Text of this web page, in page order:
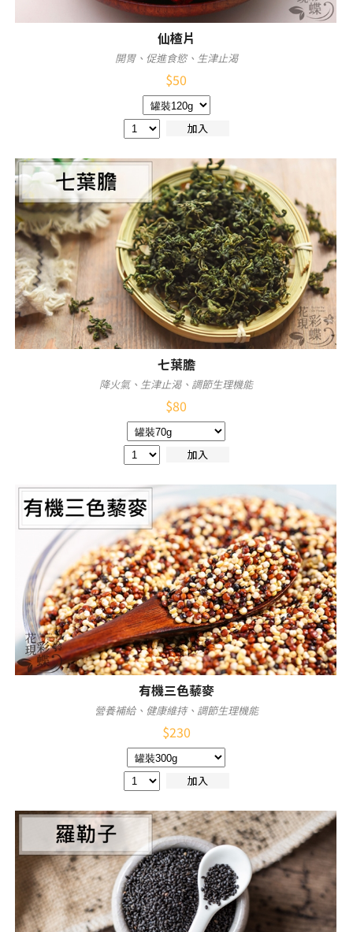
仙楂片
開胃、促進食慾、生津止渴
$50
加入
七葉膽
降火氣、生津止渴、調節生理機能
$80
加入
有機三色藜麥
營養補給、健康維持、調節生理機能
$230
加入